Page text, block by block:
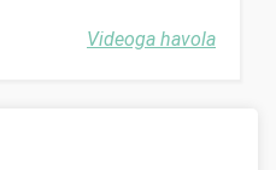
Videoga havola